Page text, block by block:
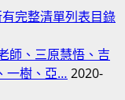
完整清單列表目錄
師、三原慧悟、吉
一樹、亞… 2020-